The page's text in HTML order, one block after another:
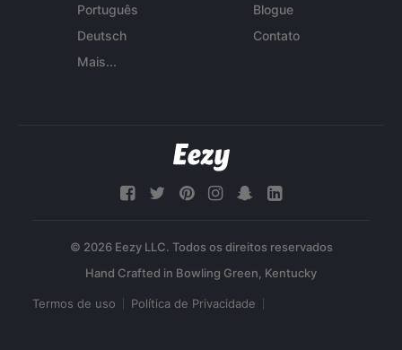
Português
Deutsch
Mais...
Blogue
Contato
© 2026 Eezy LLC. Todos os direitos reservados
Termos de uso Política de Privacidade